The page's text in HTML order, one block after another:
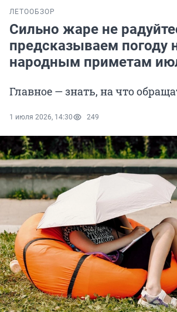
ЛЕТООБЗОР
Сильно жаре не
предсказываем погоду
народным приметам
Главное — знать, на что
1 июля 2026, 14:30 249